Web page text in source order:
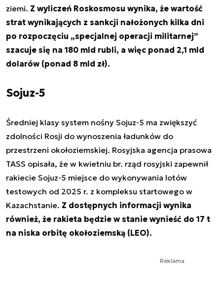
ziemi. Z wyliczeń Roskosmosu wynika, że wartość
strat wynikających z sankcji nałożonych kilka dni
po rozpoczęciu „specjalnej operacji militarnej”
szacuje się na 180 mld rubli, a więc ponad 2,1 mld
dolarów (ponad 8 mld zł).
Sojuz-5
Średniej klasy system nośny Sojuz-5 ma zwiększyć
zdolności Rosji do wynoszenia ładunków do
przestrzeni okołoziemskiej. Rosyjska agencja prasowa
TASS opisała, że w kwietniu br. rząd rosyjski zapewnił
rakiecie Sojuz-5 miejsce do wykonywania lotów
testowych od 2025 r. z kompleksu startowego w
Kazachstanie. Z dostępnych informacji wynika
również, że rakieta będzie w stanie wynieść do 17 t
na niska orbitę okołoziemską (LEO).
Reklama